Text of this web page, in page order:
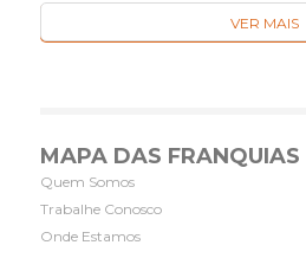
VER MAIS
MAPA DAS FRANQUIAS
Quem Somos
Trabalhe Conosco
Onde Estamos